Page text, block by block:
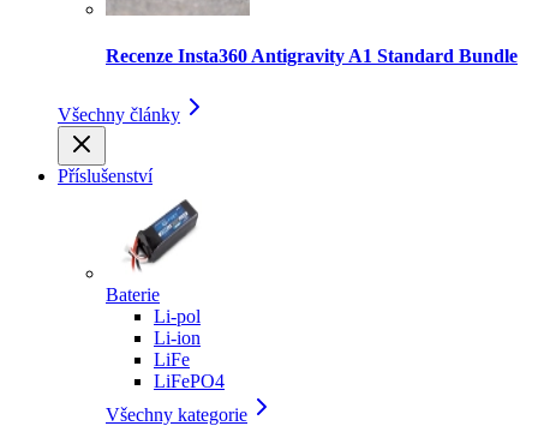
Recenze Insta360 Antigravity A1 Standard Bundle
Všechny články
Příslušenství
Baterie
Li-pol
Li-ion
LiFe
LiFePO4
Všechny kategorie